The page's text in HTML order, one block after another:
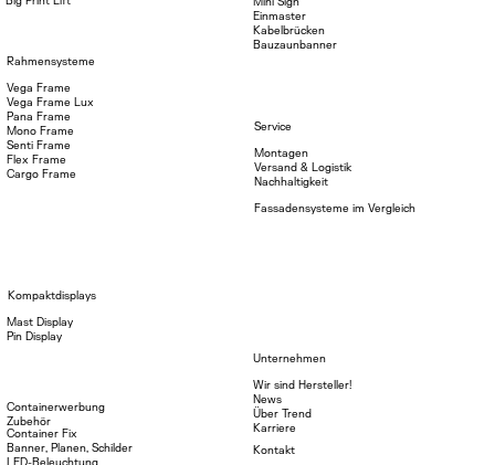
Mast Display
Kompaktdisplays
Pin Display
Rahmensysteme
Vega Frame
Pana Frame
Mono Frame
Senti Frame
Flex Frame
Cargo Frame
Vega Frame Lux
Einmaster
Kabelbrücken
Bauzaunbanner
Montagen
Service
Versand & Logistik
Nachhaltigkeit
Fassadensysteme im Vergleich
Wir sind Hersteller!
Unternehmen
News
Über Trend
Karriere
Kontakt
Container Fix
Containerwerbung
Banner, Planen, Schilder
Zubehör